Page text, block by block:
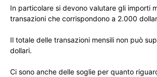
In particolare si devono valutare gli importi
transazioni che corrispondono a 2.000
Il totale delle transazioni mensili non può
dollari.
Ci sono anche delle soglie per quanto